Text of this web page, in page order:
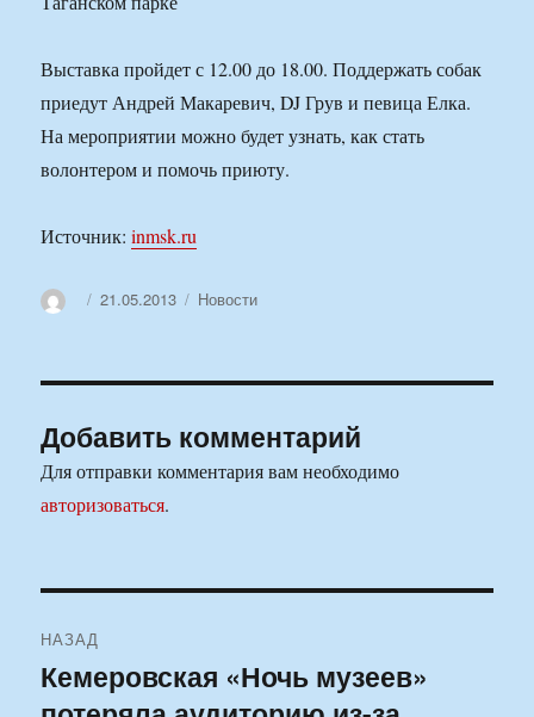
Выставка пройдет с 12.00 до 18.00. Поддержать собак
приедут Андрей Макаревич, DJ Грув и певица Елка.
На мероприятии можно будет узнать, как стать
волонтером и помочь приюту.
Источник:inmsk.ru
АвторОпубликовано
21.05.2013 Рубрики
Новости
Добавить комментарий
Для отправки комментария вам необходимо
авторизоваться.
по
НАЗАД
Предыдущая
запись:
Кемеровская «Ночь музеев»